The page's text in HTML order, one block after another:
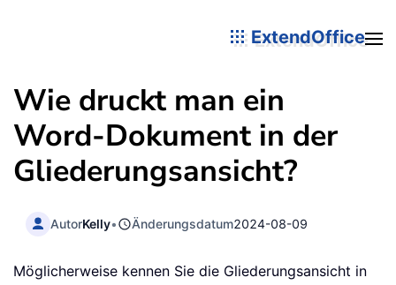
ExtendOffice
Wie druckt man ein
Word-Dokument in der
Gliederungsansicht?
AutorKelly• Änderungsdatum2024-08-09
Möglicherweise kennen Sie die Gliederungsansicht in